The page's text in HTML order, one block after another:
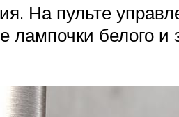
На пульте
белого и